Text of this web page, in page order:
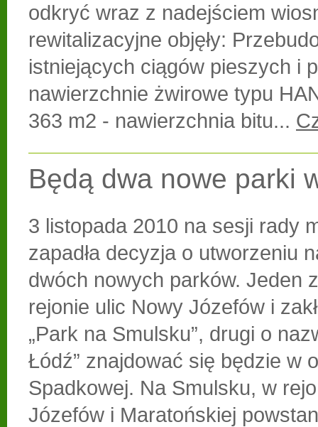
odkryć wraz z nadejściem
rewitalizacyjne objęły:
istniejących ciągów pieszych i
nawierzchnie żwirowe typu
363 m2 - nawierzchnia bitu...
Będą dwa nowe parki
3 listopada 2010 na sesji rady
zapadła decyzja o utworzeniu
dwóch nowych parków. Jeden
rejonie ulic Nowy Józefów i
„Park na Smulsku”, drugi o
Łódź” znajdować się będzie w
Spadkowej. Na Smulsku, w
Józefów i Maratońskiej